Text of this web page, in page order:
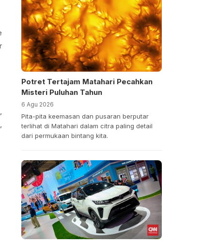
Potret Tertajam Matahari Pecahkan
Misteri Puluhan Tahun
6 Agu 2026
Pita-pita keemasan dan pusaran berputar
terlihat di Matahari dalam citra paling detail
dari permukaan bintang kita.